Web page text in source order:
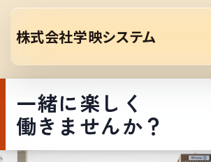
株式会社学映システム
一緒に楽しく
働きませんか？